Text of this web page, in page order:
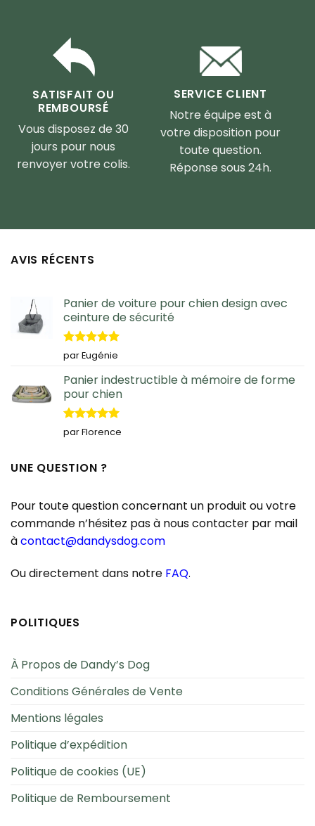
SATISFAIT OU
REMBOURSÉ
Vous disposez de 30
jours pour nous
renvoyer votre colis.
SERVICE CLIENT
Notre équipe est à
votre disposition pour
toute question.
Réponse sous 24h.
AVIS RÉCENTS
Panier de voiture pour chien design avec
ceinture de sécurité
Note5sur
5
par Eugénie
Panier indestructible à mémoire de forme
pour chien
Note5sur
5
par Florence
UNE QUESTION ?
Pour toute question concernant un produit ou votre
commande n’hésitez pas à nous contacter par mail
àcontact@dandysdog.com
Ou directement dans notre FAQ.
POLITIQUES
À Propos de Dandy’s Dog
Conditions Générales de Vente
Mentions légales
Politique d’expédition
Politique de cookies (UE)
Politique de Remboursement